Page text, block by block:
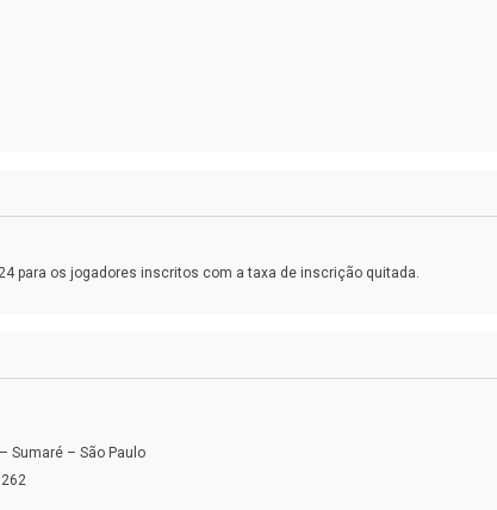
para os jogadores inscritos com a taxa de inscrição quitada.
Sumaré – São Paulo